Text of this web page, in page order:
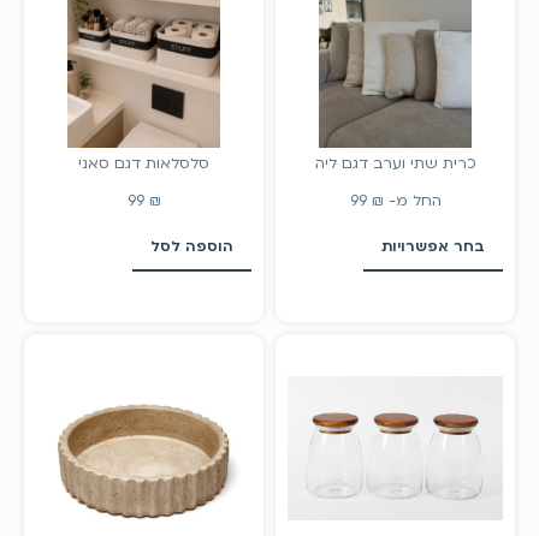
כרית שתי וערב דגם ליה
החל מ-
99 ₪
בחר אפשרויות
סלסלאות דגם סאני
99 ₪
הוספה לסל